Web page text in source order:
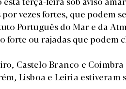
vezes fortes, que podem
Português do Mar e da
forte ou rajadas que podem
Castelo Branco e Coimbra
Lisboa e Leiria estiveram